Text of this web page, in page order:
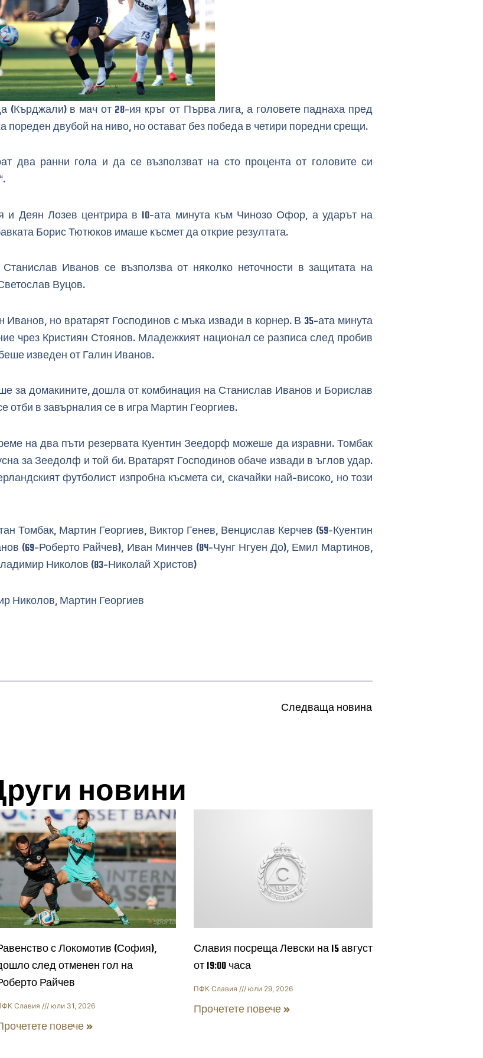
(Кърджали) в мач от 28-ия кръг от Първа лига, а головете паднаха пред
пореден двубой на ниво, но остават без победа в четири поредни срещи.
два ранни гола и да се възползват на сто процента от головите си
Деян Лозев центрира в 10-ата минута към Чинозо Офор, а ударът на
Борис Тютюков имаше късмет да открие резултата.
Иванов се възползва от няколко неточности в защитата на
Вуцов.
но вратарят Господинов с мъка извади в корнер. В 35-ата минута
чрез Кристиян Стоянов. Младежкият национал се разписа след пробив
изведен от Галин Иванов.
за домакините, дошла от комбинация на Станислав Иванов и Борислав
отби в завърналия се в игра Мартин Георгиев.
на два пъти резервата Куентин Зеедорф можеше да изравни. Томбак
за Зеедолф и той би. Вратарят Господинов обаче извади в ъглов удар.
футболист изпробна късмета си, скачайки най-високо, но този
Томбак, Мартин Георгиев, Виктор Генев, Венцислав Керчев (59-Куентин
(69-Роберто Райчев), Иван Минчев (84-Чунг Нгуен До), Емил Мартинов,
Николов (83-Николай Христов)
Николов, Мартин Георгиев
Следваща новина
новини
с Локомотив (София),
след отменен гол на
Райчев
Славия юли 31, 2026
повече »
Славия посреща Левски на 15 август
от 19:00 часа
ПФК Славия юли 29, 2026
Прочетете повече »